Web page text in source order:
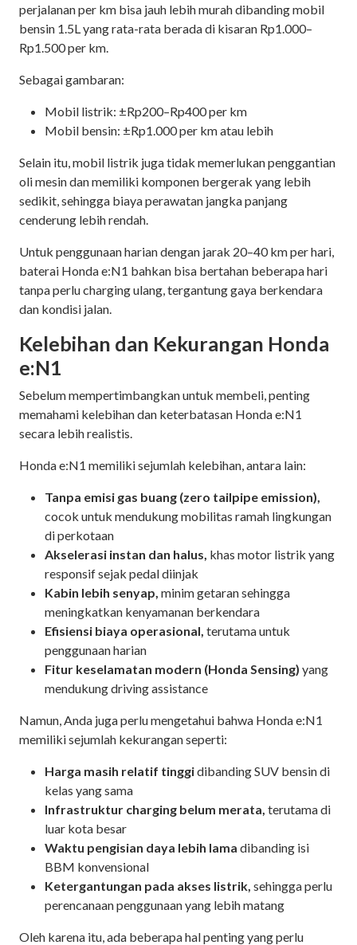
perjalanan per km bisa jauh lebih murah dibanding mobil
bensin 1.5L yang rata-rata berada di kisaran Rp1.000–
Rp1.500 per km.
Sebagai gambaran:
Mobil listrik: ±Rp200–Rp400 per km
Mobil bensin: ±Rp1.000 per km atau lebih
Selain itu, mobil listrik juga tidak memerlukan penggantian
oli mesin dan memiliki komponen bergerak yang lebih
sedikit, sehingga biaya perawatan jangka panjang
cenderung lebih rendah.
Untuk penggunaan harian dengan jarak 20–40 km per hari,
baterai Honda e:N1 bahkan bisa bertahan beberapa hari
tanpa perlu charging ulang, tergantung gaya berkendara
dan kondisi jalan.
Kelebihan dan Kekurangan Honda
e:N1
Sebelum mempertimbangkan untuk membeli, penting
memahami kelebihan dan keterbatasan Honda e:N1
secara lebih realistis.
Honda e:N1 memiliki sejumlah kelebihan, antara lain:
Tanpa emisi gas buang (zero tailpipe emission),
cocok untuk mendukung mobilitas ramah lingkungan
di perkotaan
Akselerasi instan dan halus, khas motor listrik yang
responsif sejak pedal diinjak
Kabin lebih senyap, minim getaran sehingga
meningkatkan kenyamanan berkendara
Efisiensi biaya operasional, terutama untuk
penggunaan harian
Fitur keselamatan modern (Honda Sensing) yang
mendukung driving assistance
Namun, Anda juga perlu mengetahui bahwa Honda e:N1
memiliki sejumlah kekurangan seperti:
Harga masih relatif tinggidibanding SUV bensin di
kelas yang sama
Infrastruktur charging belum merata, terutama di
luar kota besar
Waktu pengisian daya lebih lama dibanding isi
BBM konvensional
Ketergantungan pada akses listrik, sehingga perlu
perencanaan penggunaan yang lebih matang
Oleh karena itu, ada beberapa hal penting yang perlu